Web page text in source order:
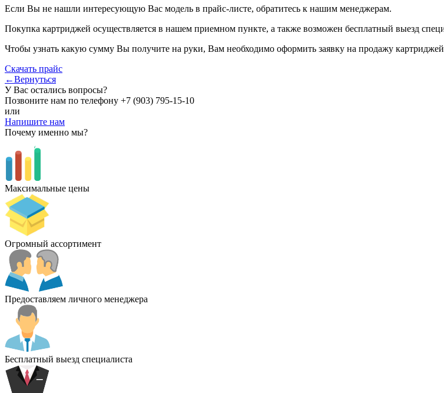
Если Вы не нашли интересующую Вас модель в прайс-листе, обратитесь к нашим менеджерам.
Покупка картриджей осуществляется в нашем приемном пункте, а также возможен бесплатный выезд
Чтобы узнать какую сумму Вы получите на руки, Вам необходимо оформить заявку на продажу
Скачать прайс
←Вернуться
У Вас остались вопросы?
Позвоните нам по телефону +7 (903) 795-15-10
или
Напишите нам
Почему именно мы?
Максимальные цены
Огромный ассортимент
Предоставляем личного менеджера
Бесплатный выезд специалиста